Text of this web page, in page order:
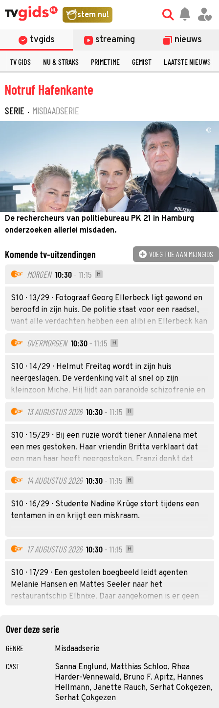
stem nu!
tvgids streaming nieuws
TV GIDS NU & STRAKS PRIMETIME GEMIST LAATSTE NIEUWS
Notruf Hafenkante
SERIE · MISDAADSERIE
©
De rechercheurs van politiebureau PK 21 in Hamburg
onderzoeken allerlei misdaden.
Komende tv-uitzendingen VOEG TOE AAN MIJNGIDS
MORGEN 10:30- 11:15 H
S10 · 13/29 · Fotograaf Georg Ellerbeck ligt gewond en
beroofd in zijn huis. De politie staat voor een raadsel,
want alle verdachten hebben een alibi en Ellerbeck kan
OVERMORGEN 10:30- 11:15 H
S10 · 14/29 · Helmut Freitag wordt in zijn huis
neergeslagen. De verdenking valt al snel op zijn
kleinzoon Miche. Hij lijdt aan paranoïde schizofrenie en
13 AUGUSTUS 2026 10:30- 11:15 H
S10 · 15/29 · Bij een ruzie wordt tiener Annalena met
een mes gestoken. Haar vriendin Britta verklaart dat
een man haar heeft neergestoken. Franzi denkt dat
14 AUGUSTUS 2026 10:30- 11:15 H
S10 · 16/29 · Studente Nadine Krüge stort tijdens een
tentamen in en krijgt een miskraam.
17 AUGUSTUS 2026 10:30- 11:15 H
S10 · 17/29 · Een gestolen boegbeeld leidt agenten
Melanie Hansen en Mattes Seeler naar het
restaurantschip Elbnixe. Daar aangekomen is er geen
de dag dat Ariane een afspraak bij de bank had, een
andere rekeninghoudster overvallen is. Was Ariane
Over deze serie
GENRE Misdaadserie
CAST
Sanna Englund, Matthias Schloo, Rhea
Harder-Vennewald, Bruno F. Apitz, Hannes
Hellmann, Janette Rauch, Serhat Cokgezen,
Serhat Çokgezen